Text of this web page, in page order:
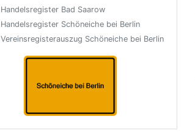
Handelsregister Bad Saarow
Handelsregister Schöneiche bei Berlin
Vereinsregisterauszug Schöneiche bei Berlin